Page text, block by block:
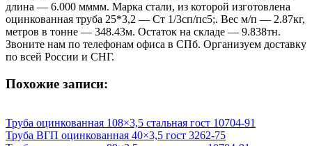
длина — 6.000 мммм. Марка стали, из которой изготовлена
оцинкованная труба 25*3,2 — Ст 1/3сп/пс5;. Вес м/п — 2.87кг,
метров в тонне — 348.43м. Остаток на складе — 9.838тн.
Звоните нам по телефонам офиса в СПб. Организуем доставку
по всей России и СНГ.
Похожие записи:
Труба оцинкованная 108×3,5 стальная гост 10704-91
Труба ВГП оцинкованная 40×3,5 гост 3262-75